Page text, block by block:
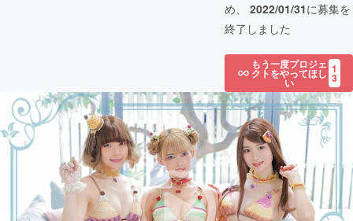
め、 2022/01/31に募集を
終了しました
もう一度プロジェ
クトをやってほし
い
1
3